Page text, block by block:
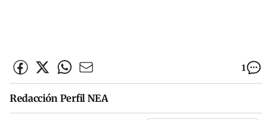
1
Redacción Perfil NEA